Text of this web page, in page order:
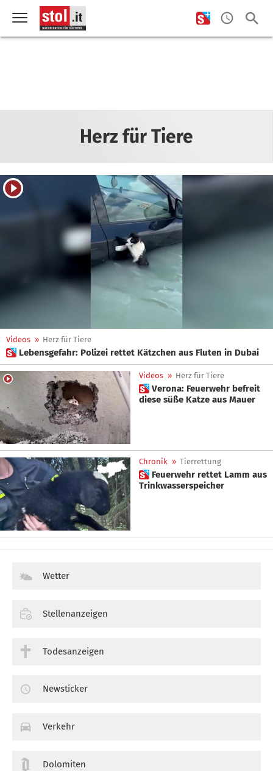
Herz für Tiere
Videos » Herz für Tiere
 Lebensgefahr: Polizei rettet Kätzchen aus Fluten in Dubai
Videos » Herz für Tiere
 Verona: Feuerwehr befreit
diese süße Katze aus Mauer
Chronik » Tierrettung
 Feuerwehr rettet Lamm aus
Trinkwasserspeicher
Wetter
Stellenanzeigen
Todesanzeigen
Newsticker
Verkehr
Dolomiten